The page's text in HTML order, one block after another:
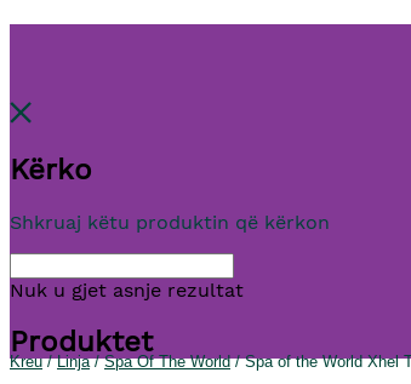
Kërko
Shkruaj këtu produktin që kërkon
Nuk u gjet asnje rezultat
Produktet
Kreu/Linja/Spa Of The World/ Spa of the World Xhel